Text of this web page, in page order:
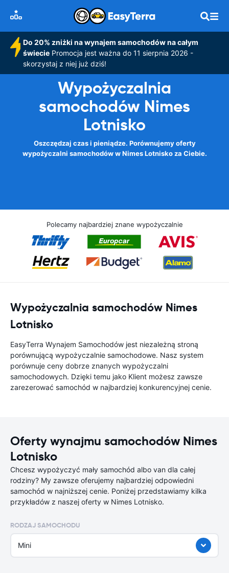
Do 20% zniżki na wynajem samochodów na całym
świeciePromocja jest ważna do 11 sierpnia 2026 -
skorzystaj z niej już dziś!
Wypożyczalnia
samochodów Nimes
Lotnisko
Oszczędzaj czas i pieniądze. Porównujemy oferty
wypożyczalni samochodów w Nimes Lotnisko za Ciebie.
Polecamy najbardziej znane wypożyczalnie
Wypożyczalnia samochodów Nimes
Lotnisko
EasyTerra Wynajem Samochodów jest niezależną stroną
porównującą wypożyczalnie samochodowe. Nasz system
porównuje ceny dobrze znanych wypożyczalni
samochodowych. Dzięki temu jako Klient możesz zawsze
zarezerować samochód w najbardziej konkurencyjnej cenie.
Oferty wynajmu samochodów Nimes
Lotnisko
Chcesz wypożyczyć mały samochód albo van dla całej
rodziny? My zawsze oferujemy najbardziej odpowiedni
samochód w najniższej cenie. Poniżej przedstawiamy kilka
przykładów z naszej oferty w Nimes Lotnisko.
RODZAJ SAMOCHODU
Mini